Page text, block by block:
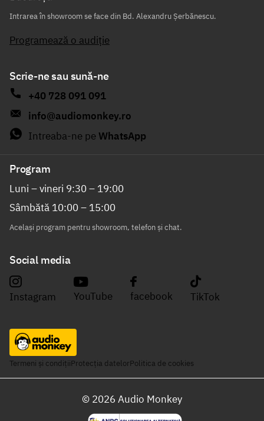
Intrarea în showroom se face din Bd. Alexandru Șerbănescu.
Programează o audiție
Scrie-ne sau sună-ne
+40 728 091 091
info@audiomonkey.ro
Intreaba-ne pe WhatsApp
Program
Luni – vineri 9:30 – 19:00
Sâmbătă 10:00 – 15:00
Același program pentru showroom, telefon și chat.
Social media
Instagram YouTube facebook TikTok
Termeni și condițiiProtecția datelorPolitica de cookies
© 2026 Audio Monkey